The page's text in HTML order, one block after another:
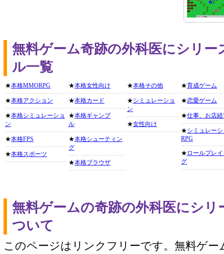
無料ゲーム奇跡の外科医にシリ
ル一覧
★本格MMORPG
★本格アクション
★本格シミュレーショ
ン
★本格FPS
★本格スポーツ
★本格女性向け
★本格カード
★本格ギャンブ
ル
★本格シューティン
グ
★本格ブラウザ
★本格その他
★シミュレーショ
ン
★女性向け
★育成ゲーム
★恋愛ゲーム
★仕事、お店
★シミュレー
RPG
★ ロールプレ
グ
無料ゲームの奇跡の外科医にシリ
ついて
このページはリンクフリーです。無料ゲー